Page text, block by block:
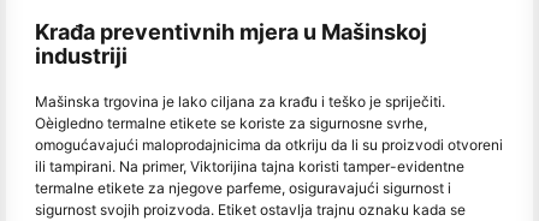
Krađa preventivnih mjera u Mašinskoj
industriji
Mašinska trgovina je lako ciljana za krađu i teško je spriječiti.
Oèigledno termalne etikete se koriste za sigurnosne svrhe,
omogućavajući maloprodajnicima da otkriju da li su proizvodi otvoreni
ili tampirani. Na primer, Viktorijina tajna koristi tamper-evidentne
termalne etikete za njegove parfeme, osiguravajući sigurnost i
sigurnost svojih proizvoda. Etiket ostavlja trajnu oznaku kada se